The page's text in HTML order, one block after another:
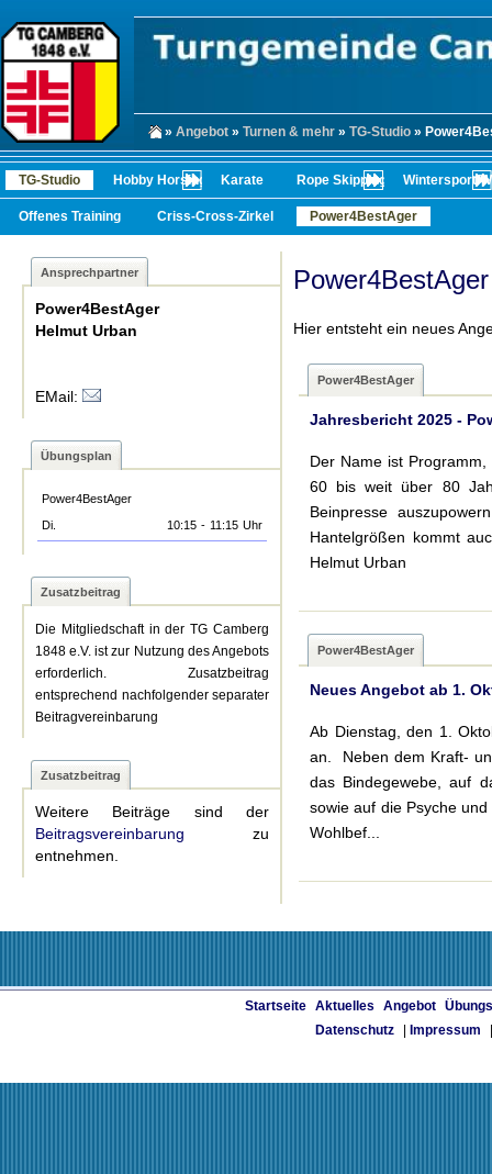
» Angebot » Turnen & mehr » TG-Studio »
TG-Studio Hobby Horsing Karate Rope Skipping Wintersport/
Offenes Training Criss-Cross-Zirkel Power4BestAger
Ansprechpartner
Power4BestAger
Helmut Urban
EMail:
Übungsplan
Power4BestAger
Di.
10:15 - 11:15 Uhr
Zusatzbeitrag
Die Mitgliedschaft in der TG Camberg
1848 e.V. ist zur Nutzung des Angebots
erforderlich. Zusatzbeitrag
entsprechend nachfolgender separater
Beitragvereinbarung
Zusatzbeitrag
Weitere Beiträge sind der
Beitragsvereinbarung zu
entnehmen.
Power4BestAger
Hier entsteht ein neues
Power4BestAger
Jahresbericht 2025 -
Der Name ist
60 bis weit über 80
Beinpresse
Hantelgrößen kommt
Helmut Urban
Power4BestAger
Neues Angebot ab 1.
Ab Dienstag, den 1.
an. Neben dem Kraft-
das Bindegewebe, auf
sowie auf die Psyche
Wohlbef...
Startseite Aktuelles Angebot
Datenschutz
Impressum